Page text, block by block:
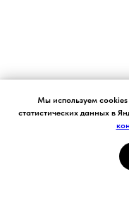
Согласие на обработку
Ставя отметку "я
согласие на обработку
данных в соответствии
«О персональных
принимаю условия
Мы используем
статистических данных в